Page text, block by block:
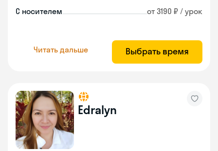
С носителем от 3190 ₽ / урок
Читать дальше Выбрать время
Edralyn